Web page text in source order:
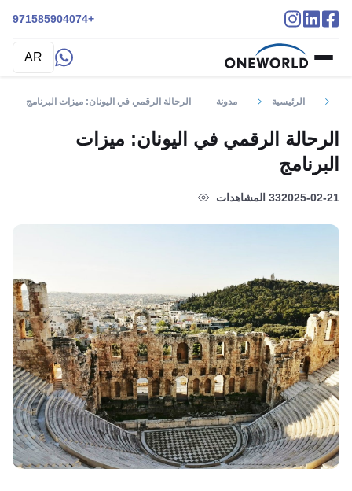
+971585904074
AR
الرئيسية مدونة الرحالة الرقمي في اليونان: ميزات البرنامج
الرحالة الرقمي في اليونان: ميزات
البرنامج
2025-02-2133 المشاهدات